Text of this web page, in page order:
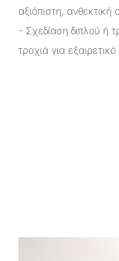
αξιόπιστη, ανθεκτική
- Σχεδίαση διπλού ή
τροχιά για